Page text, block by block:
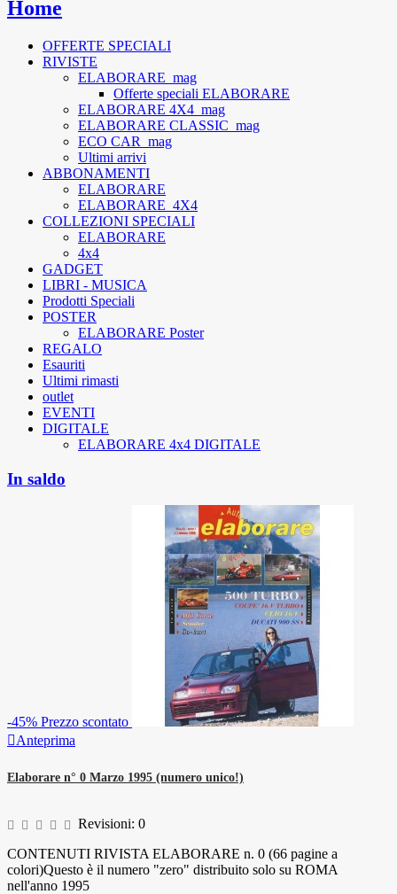
Home
OFFERTE SPECIALI
RIVISTE
ELABORARE_mag
Offerte speciali ELABORARE
ELABORARE 4X4_mag
ELABORARE CLASSIC_mag
ECO CAR_mag
Ultimi arrivi
ABBONAMENTI
ELABORARE
ELABORARE_4X4
COLLEZIONI SPECIALI
ELABORARE
4x4
GADGET
LIBRI - MUSICA
Prodotti Speciali
POSTER
ELABORARE Poster
REGALO
Esauriti
Ultimi rimasti
outlet
EVENTI
DIGITALE
ELABORARE 4x4 DIGITALE
In saldo
-45% Prezzo scontato
Anteprima
Elaborare n° 0 Marzo 1995 (numero unico!)
Revisioni: 0
CONTENUTI RIVISTA ELABORARE n. 0 (66 pagine a
colori)Questo è il numero "zero" distribuito solo su ROMA
nell'anno 1995